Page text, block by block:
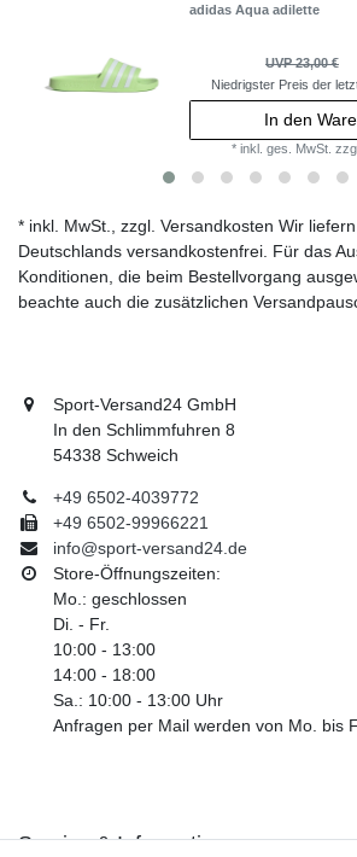
adidas Aqua adilette
UVP 23,00 €
Niedrigster Preis der
In den
* inkl. ges. MwSt.
* inkl. MwSt., zzgl. Versandkosten Wir
Deutschlands versandkostenfrei. Für das
Konditionen, die beim Bestellvorgang
beachte auch die zusätzlichen
Sport-Versand24 GmbH
In den Schlimmfuhren 8
54338 Schweich
+49 6502-4039772
+49 6502-99966221
info@sport-versand24.de
Store-Öffnungszeiten:
Mo.: geschlossen
Di. - Fr.
10:00 - 13:00
14:00 - 18:00
Sa.: 10:00 - 13:00 Uhr
Anfragen per Mail werden von Mo. bis
Service & Informationen